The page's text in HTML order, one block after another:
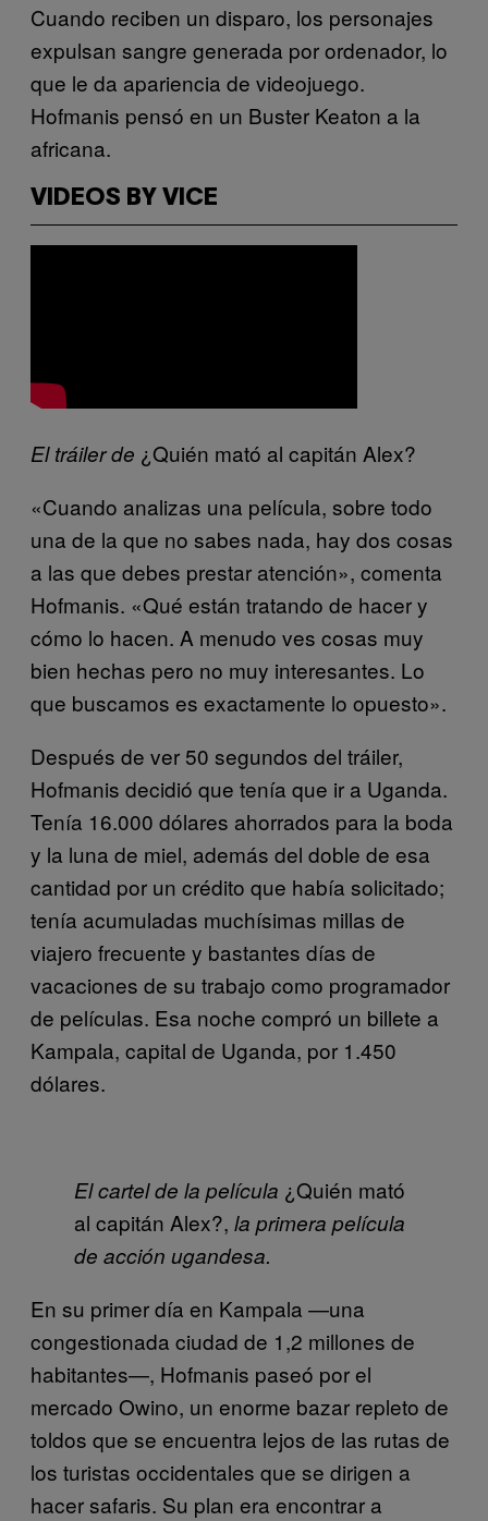
Cuando reciben un disparo, los personajes
expulsan sangre generada por ordenador, lo
que le da apariencia de videojuego.
Hofmanis pensó en un Buster Keaton a la
africana.
VIDEOS BY VICE
El tráiler de ¿Quién mató al capitán Alex?
«Cuando analizas una película, sobre todo
una de la que no sabes nada, hay dos cosas
a las que debes prestar atención», comenta
Hofmanis. «Qué están tratando de hacer y
cómo lo hacen. A menudo ves cosas muy
bien hechas pero no muy interesantes. Lo
que buscamos es exactamente lo opuesto».
Después de ver 50 segundos del tráiler,
Hofmanis decidió que tenía que ir a Uganda.
Tenía 16.000 dólares ahorrados para la boda
y la luna de miel, además del doble de esa
cantidad por un crédito que había solicitado;
tenía acumuladas muchísimas millas de
viajero frecuente y bastantes días de
vacaciones de su trabajo como programador
de películas. Esa noche compró un billete a
Kampala, capital de Uganda, por 1.450
dólares.
El cartel de la película ¿Quién mató
al capitán Alex?, la primera película
de acción ugandesa.
En su primer día en Kampala —una
congestionada ciudad de 1,2 millones de
habitantes—, Hofmanis paseó por el
mercado Owino, un enorme bazar repleto de
toldos que se encuentra lejos de las rutas de
los turistas occidentales que se dirigen a
hacer safaris. Su plan era encontrar a